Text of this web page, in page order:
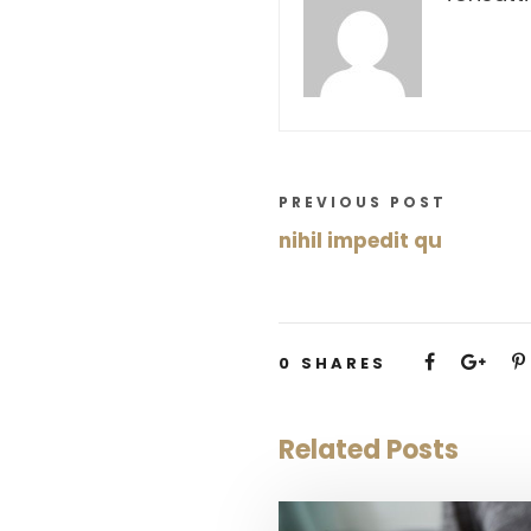
PREVIOUS POST
nihil impedit qu
0 SHARES
Related Posts